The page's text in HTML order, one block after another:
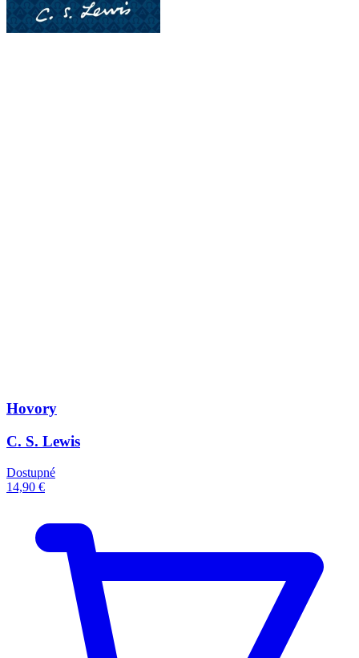
Hovory
C. S. Lewis
Dostupné
14,90 €